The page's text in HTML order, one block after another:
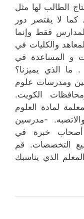
الطالب لها مثل
كما لا يقتصر دور
فقط وإنما
والكليات في
و المساعدة في
. ما الذي يميزنا؟
ومدرسات علوم
الكويت.
لمادة العلوم
-مدرسين
خبرة في
التخصصات. قم
الذي يناسبك